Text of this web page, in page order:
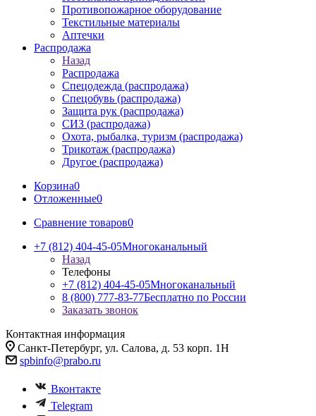
Противопожарное оборудование
Текстильные материалы
Аптечки
Распродажа
Назад
Распродажа
Спецодежда (распродажа)
Спецобувь (распродажа)
Защита рук (распродажа)
СИЗ (распродажа)
Охота, рыбалка, туризм (распродажа)
Трикотаж (распродажа)
Другое (распродажа)
Корзина0
Отложенные0
Сравнение товаров0
+7 (812) 404-45-05Многоканальный
Назад
Телефоны
+7 (812) 404-45-05Многоканальный
8 (800) 777-83-77Бесплатно по России
Заказать звонок
Контактная информация
Санкт-Петербург, ул. Салова, д. 53 корп. 1Н
spbinfo@prabo.ru
Вконтакте
Telegram